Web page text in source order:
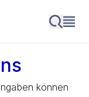
können